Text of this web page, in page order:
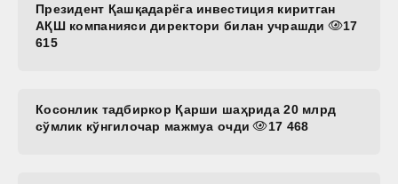
Президент Қашқадарёга инвестиция киритган
АҚШ компанияси директори билан учрашди
17
615
Косонлик тадбиркор Қарши шаҳрида 20 млрд
сўмлик кўнгилочар мажмуа очди
17 468